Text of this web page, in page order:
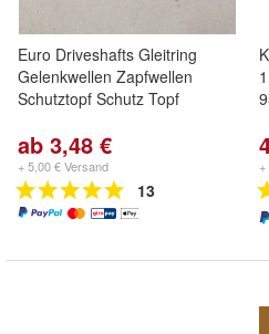
Euro Driveshafts Gleitring
Gelenkwellen Zapfwellen
Schutztopf Schutz Topf
ab 3,48 €
+ 5,00 € Versand
13